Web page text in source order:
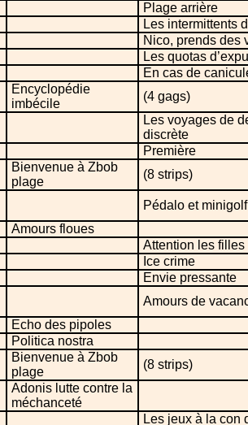
Plage arrière
Les intermittents
Nico, prends des
Les quotas
En cas de
Encyclopédie
imbécile
(4 gags)
Les voyages de
discrète
Première
Bienvenue à Zbob
plage
(8 strips)
Pédalo et
Amours floues
Attention les filles
Ice crime
Envie pressante
Amours de
Echo des pipoles
Politica nostra
Bienvenue à Zbob
plage
(8 strips)
Adonis lutte contre la
méchanceté
Les jeux à la con